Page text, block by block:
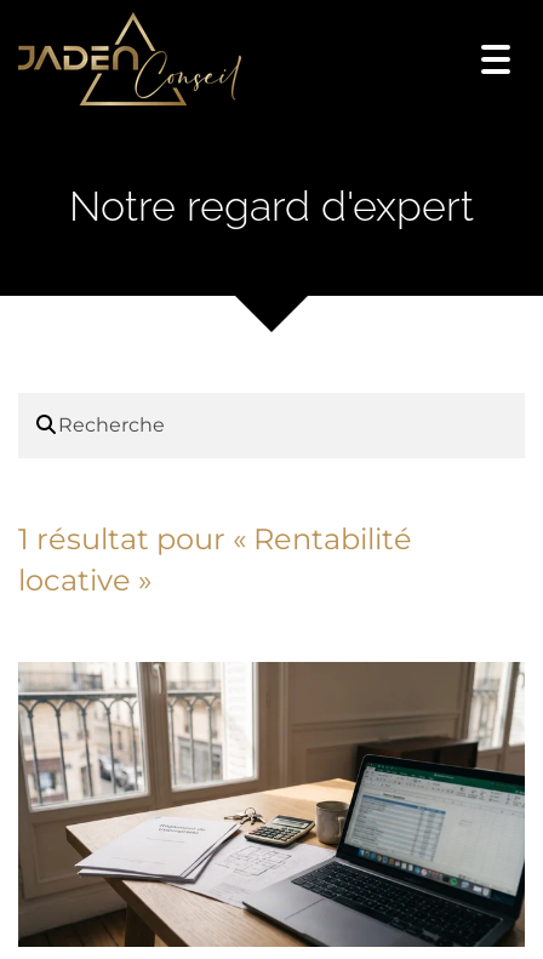
Notre regard d'expert
1 résultat pour « Rentabilité
locative »